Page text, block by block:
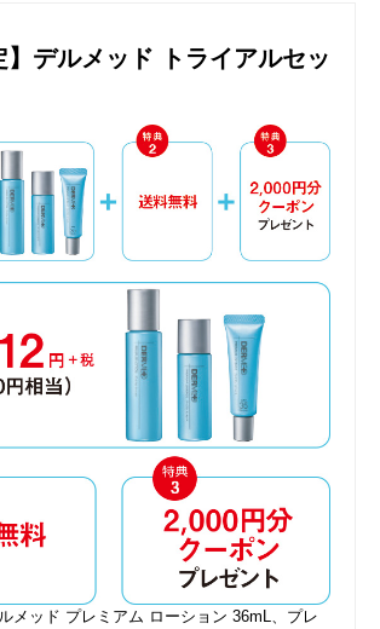
】デルメッド トライアルセッ
メッド プレミアム ローション 36mL、プレ